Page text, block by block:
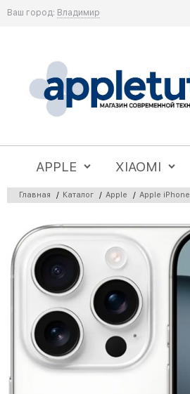
Ваш город: Владимир
APPLE XIAOMI
Главная / Каталог / Apple / Apple iPhone